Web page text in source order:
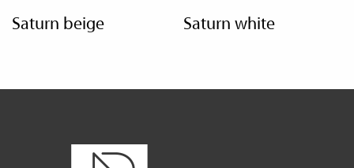
saturn beige saturn white